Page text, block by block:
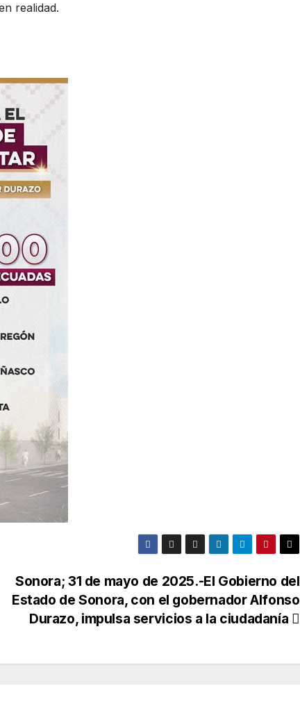
realidad.
Sonora; 31 de mayo de 2025.-El Gobierno del
Estado de Sonora, con el gobernador Alfonso
Durazo, impulsa servicios a la ciudadanía